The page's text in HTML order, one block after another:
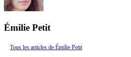
Émilie Petit
Tous les articles de Émilie Petit